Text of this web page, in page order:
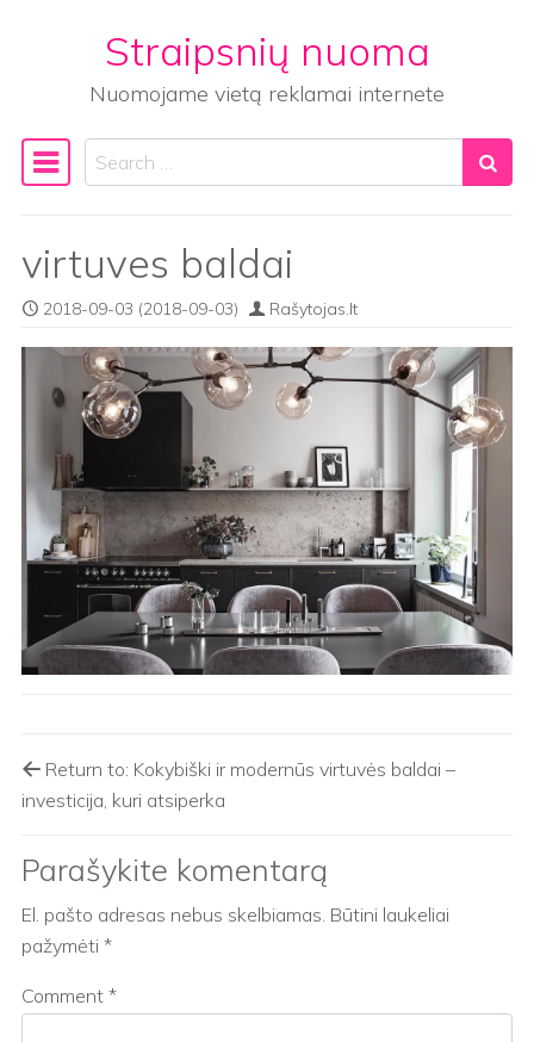
Straipsnių nuoma
Nuomojame vietą reklamai internete
Main Navigation
Search
virtuves baldai
2018-09-03 (2018-09-03) Rašytojas.lt
Return to: Kokybiški ir modernūs virtuvės baldai –
investicija, kuri atsiperka
Parašykite komentarą
El. pašto adresas nebus skelbiamas. Būtini laukeliai
pažymėti *
Comment *